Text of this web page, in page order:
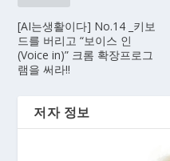
[AI는생활이다] No.14 _키보
드를 버리고 “보이스 인
(Voice in)” 크롬 확장프로그
램을 써라!!
저자 정보